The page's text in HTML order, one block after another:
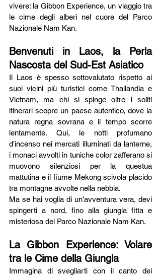
vivere: la Gibbon Experience, un viaggio tra
le cime degli alberi nel cuore del Parco
Nazionale Nam Kan.
Benvenuti in Laos, la Perla
Nascosta del Sud-Est Asiatico
Il Laos è spesso sottovalutato rispetto ai
suoi vicini più turistici come Thailandia e
Vietnam, ma chi si spinge oltre i soliti
itinerari scopre un paese autentico, dove la
natura regna sovrana e il tempo scorre
lentamente. Qui, le notti profumano
d'incenso nei mercati illuminati da lanterne,
i monaci avvolti in tuniche color zafferano si
muovono silenziosi per la questua
mattutina e il fiume Mekong scivola placido
tra montagne avvolte nella nebbia.
Ma se hai voglia di un’avventura vera, devi
spingerti a nord, fino alla giungla fitta e
misteriosa del Parco Nazionale Nam Kan.
La Gibbon Experience: Volare
tra le Cime della Giungla
Immagina di svegliarti con il canto dei